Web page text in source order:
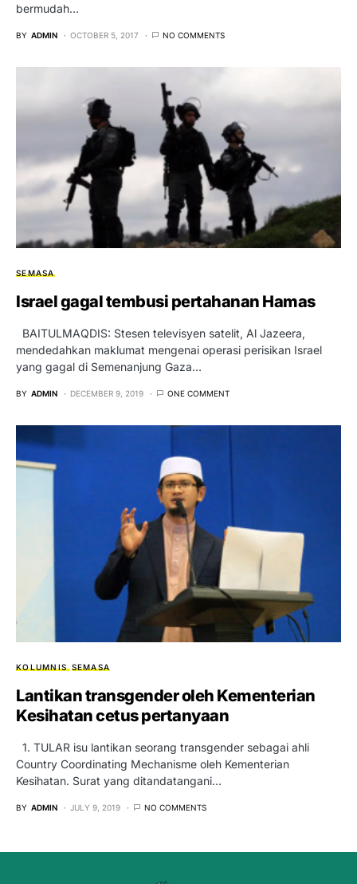
bermudah…
BY ADMIN OCTOBER 5, 2017 NO COMMENTS
SEMASA
Israel gagal tembusi pertahanan Hamas
BAITULMAQDIS: Stesen televisyen satelit, Al Jazeera,
mendedahkan maklumat mengenai operasi perisikan Israel
yang gagal di Semenanjung Gaza…
BY ADMIN DECEMBER 9, 2019 ONE COMMENT
KOLUMNIS SEMASA
Lantikan transgender oleh Kementerian
Kesihatan cetus pertanyaan
1. TULAR isu lantikan seorang transgender sebagai ahli
Country Coordinating Mechanisme oleh Kementerian
Kesihatan. Surat yang ditandatangani…
BY ADMIN JULY 9, 2019 NO COMMENTS